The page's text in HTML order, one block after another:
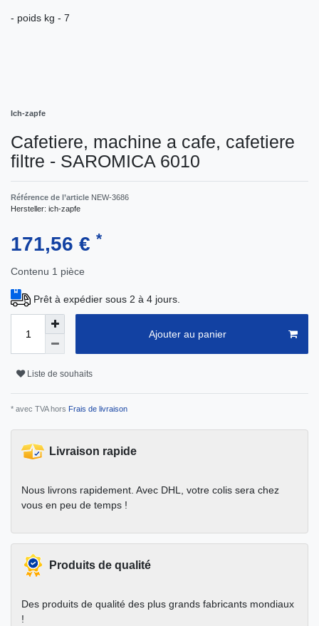
- poids kg - 7
Ich-zapfe
Сafetiere, machine a cafe, cafetiere
filtre - SAROMICA 6010
Référence de l’article NEW-3686
Hersteller: ich-zapfe
171,56 € *
Contenu 1 pièce
Prêt à expédier sous 2 à 4 jours.
Ajouter au panier
Liste de souhaits
* avec TVA hors Frais de livraison
Livraison rapide
Nous livrons rapidement. Avec DHL, votre colis sera chez
vous en peu de temps !
Produits de qualité
Des produits de qualité des plus grands fabricants mondiaux
!